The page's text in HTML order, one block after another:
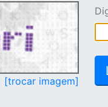
[trocar imagem]